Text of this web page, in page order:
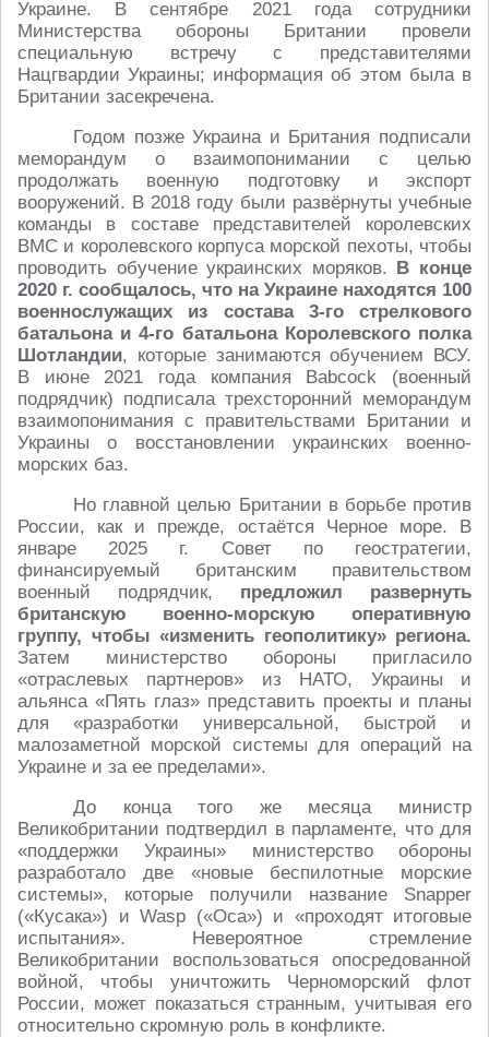
Украине. В сентябре 2021 года сотрудники
Министерства обороны Британии провели
специальную встречу с представителями
Нацгвардии Украины; информация об этом была в
Британии засекречена.
Годом позже Украина и Британия подписали
меморандум о взаимопонимании с целью
продолжать военную подготовку и экспорт
вооружений. В 2018 году были развёрнуты учебные
команды в составе представителей королевских
ВМС и королевского корпуса морской пехоты, чтобы
проводить обучение украинских моряков. В конце
2020 г. сообщалось, что на Украине находятся 100
военнослужащих из состава 3-го стрелкового
батальона и 4-го батальона Королевского полка
Шотландии, которые занимаются обучением ВСУ.
В июне 2021 года компания Babcock (военный
подрядчик) подписала трехсторонний меморандум
взаимопонимания с правительствами Британии и
Украины о восстановлении украинских военно-
морских баз.
Но главной целью Британии в борьбе против
России, как и прежде, остаётся Черное море. В
январе 2025 г. Совет по геостратегии,
финансируемый британским правительством
военный подрядчик, предложил развернуть
британскую военно-морскую оперативную
группу, чтобы «изменить геополитику» региона.
Затем министерство обороны пригласило
«отраслевых партнеров» из НАТО, Украины и
альянса «Пять глаз» представить проекты и планы
для «разработки универсальной, быстрой и
малозаметной морской системы для операций на
Украине и за ее пределами».
До конца того же месяца министр
Великобритании подтвердил в парламенте, что для
«поддержки Украины» министерство обороны
разработало две «новые беспилотные морские
системы», которые получили название Snapper
(«Кусака») и Wasp («Оса») и «проходят итоговые
испытания». Невероятное стремление
Великобритании воспользоваться опосредованной
войной, чтобы уничтожить Черноморский флот
России, может показаться странным, учитывая его
относительно скромную роль в конфликте.